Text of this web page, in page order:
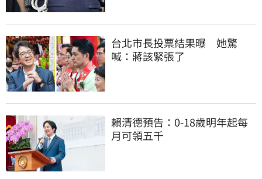
台北市長投票結果曝　她驚
喊：蔣該緊張了
賴清德預告：0-18歲明年起每
月可領五千